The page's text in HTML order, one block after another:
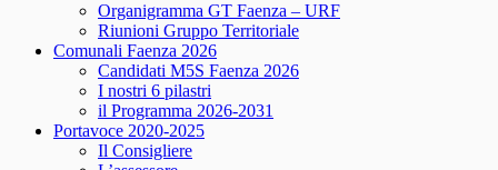
Organigramma GT Faenza – URF
Riunioni Gruppo Territoriale
Comunali Faenza 2026
Candidati M5S Faenza 2026
I nostri 6 pilastri
il Programma 2026-2031
Portavoce 2020-2025
Il Consigliere